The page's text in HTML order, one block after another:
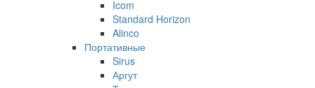
Icom
Standard Horizon
Alinco
Портативные
Sirus
Аргут